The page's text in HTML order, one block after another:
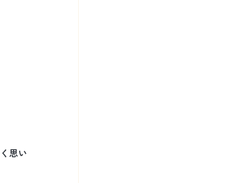
思い